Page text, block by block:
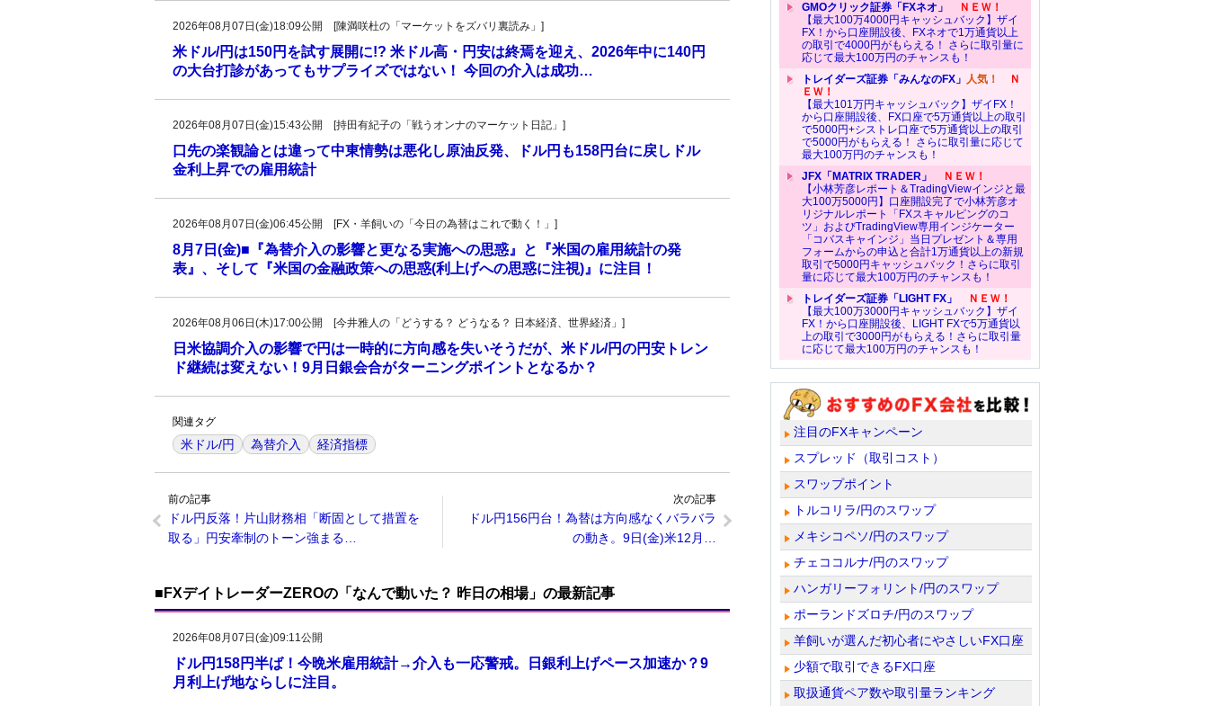
2026年08月07日(金)18:09公開 [陳満咲杜の「マーケットをズバリ裏読み」]
米ドル/円は150円を試す展開に!? 米ドル高・円安は終焉を迎え、2026年中に140円
の大台打診があってもサプライズではない！ 今回の介入は成功…
2026年08月07日(金)15:43公開 [持田有紀子の「戦うオンナのマーケット日記」]
口先の楽観論とは違って中東情勢は悪化し原油反発、ドル円も158円台に戻しドル
金利上昇での雇用統計
2026年08月07日(金)06:45公開 [FX・羊飼いの「今日の為替はこれで動く！」]
8月7日(金)■『為替介入の影響と更なる実施への思惑』と『米国の雇用統計の発
表』、そして『米国の金融政策への思惑(利上げへの思惑に注視)』に注目！
2026年08月06日(木)17:00公開 [今井雅人の「どうする？ どうなる？ 日本経済、世界経済」]
日米協調介入の影響で円は一時的に方向感を失いそうだが、米ドル/円の円安トレン
ド継続は変えない！9月日銀会合がターニングポイントとなるか？
関連タグ
米ドル/円 為替介入 経済指標
前の記事
ドル円反落！片山財務相「断固として措置を
取る」円安牽制のトーン強まる…
次の記事
ドル円156円台！為替は方向感なくバラバラ
の動き。9日(金)米12月…
■FXデイトレーダーZEROの「なんで動いた？ 昨日の相場」の最新記事
2026年08月07日(金)09:11公開
ドル円158円半ば！今晩米雇用統計→介入も一応警戒。日銀利上げペース加速か？9
月利上げ地ならしに注目。
GMOクリック証券「FXネオ」
ＮＥＷ！
【最大100万4000円キャッシュバック】ザイ
FX！から口座開設後、FXネオで1万通貨以上
の取引で4000円がもらえる！ さらに取引量に
応じて最大100万円のチャンスも！
トレイダーズ証券「みんなのFX」 人気！
Ｎ
ＥＷ！
【最大101万円キャッシュバック】ザイFX！
から口座開設後、FX口座で5万通貨以上の取引
で5000円+シストレ口座で5万通貨以上の取引
で5000円がもらえる！ さらに取引量に応じて
最大100万円のチャンスも！
JFX「MATRIX TRADER」
ＮＥＷ！
【小林芳彦レポート＆TradingViewインジと最
大100万5000円】口座開設完了で小林芳彦オ
リジナルレポート「FXスキャルピングのコ
ツ」およびTradingView専用インジケーター
「コバスキャインジ」当日プレゼント＆専用
フォームからの申込と合計1万通貨以上の新規
取引で5000円キャッシュバック！さらに取引
量に応じて最大100万円のチャンスも！
トレイダーズ証券「LIGHT FX」
ＮＥＷ！
【最大100万3000円キャッシュバック】ザイ
FX！から口座開設後、LIGHT FXで5万通貨以
上の取引で3000円がもらえる！さらに取引量
に応じて最大100万円のチャンスも！
注目のFXキャンペーン
スプレッド（取引コスト）
スワップポイント
トルコリラ/円のスワップ
メキシコペソ/円のスワップ
チェココルナ/円のスワップ
ハンガリーフォリント/円のスワップ
ポーランドズロチ/円のスワップ
羊飼いが選んだ初心者にやさしいFX口座
少額で取引できるFX口座
取扱通貨ペア数や取引量ランキング